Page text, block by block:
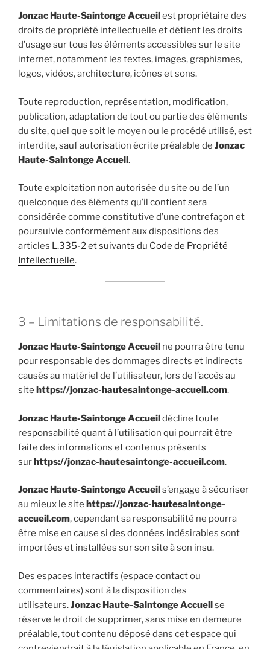
Jonzac Haute-Saintonge Accueilest propriétaire des
droits de propriété intellectuelle et détient les droits
d’usage sur tous les éléments accessibles sur le site
internet, notamment les textes, images, graphismes,
logos, vidéos, architecture, icônes et sons.
Toute reproduction, représentation, modification,
publication, adaptation de tout ou partie des éléments
du site, quel que soit le moyen ou le procédé utilisé, est
interdite, sauf autorisation écrite préalable de Jonzac
Haute-Saintonge Accueil.
Toute exploitation non autorisée du site ou de l’un
quelconque des éléments qu’il contient sera
considérée comme constitutive d’une contrefaçon et
poursuivie conformément aux dispositions des
articles L.335-2 et suivants du Code de Propriété
Intellectuelle.
3 – Limitations de responsabilité.
Jonzac Haute-Saintonge Accueil ne pourra être tenu
pour responsable des dommages directs et indirects
causés au matériel de l’utilisateur, lors de l’accès au
site https://jonzac-hautesaintonge-accueil.com.
Jonzac Haute-Saintonge Accueildécline toute
responsabilité quant à l’utilisation qui pourrait être
faite des informations et contenus présents
surhttps://jonzac-hautesaintonge-accueil.com.
Jonzac Haute-Saintonge Accueils’engage à sécuriser
au mieux le site https://jonzac-hautesaintonge-
accueil.com, cependant sa responsabilité ne pourra
être mise en cause si des données indésirables sont
importées et installées sur son site à son insu.
Des espaces interactifs (espace contact ou
commentaires) sont à la disposition des
utilisateurs.Jonzac Haute-Saintonge Accueilse
réserve le droit de supprimer, sans mise en demeure
préalable, tout contenu déposé dans cet espace qui